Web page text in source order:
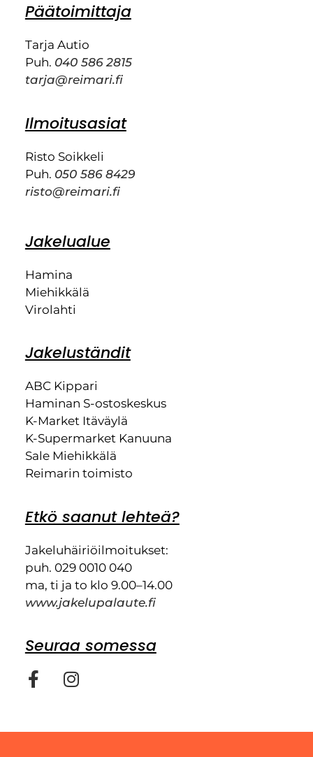
Päätoimittaja
Tarja Autio
Puh. 040 586 2815
tarja@reimari.fi
Ilmoitusasiat
Risto Soikkeli
Puh. 050 586 8429
risto@reimari.fi
Jakelualue
Hamina
Miehikkälä
Virolahti
Jakeluständit
ABC Kippari
Haminan S-ostoskeskus
K-Market Itäväylä
K-Supermarket Kanuuna
Sale Miehikkälä
Reimarin toimisto
Etkö saanut lehteä?
Jakeluhäiriöilmoitukset:
puh. 029 0010 040
ma, ti ja to klo 9.00–14.00
www.jakelupalaute.fi
Seuraa somessa